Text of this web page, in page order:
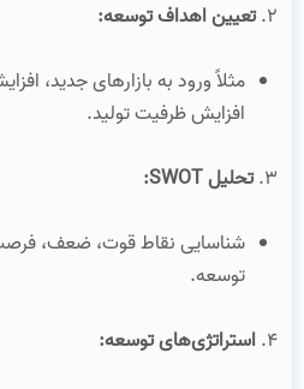
۲. تعیین اهداف توسعه:
مثلاً ورود به بازارهای جدید،
افزایش ظرفیت تولید.
۳. تحلیل SWOT:
شناسایی نقاط قوت، ضعف،
توسعه.
۴. استراتژی‌های توسعه: